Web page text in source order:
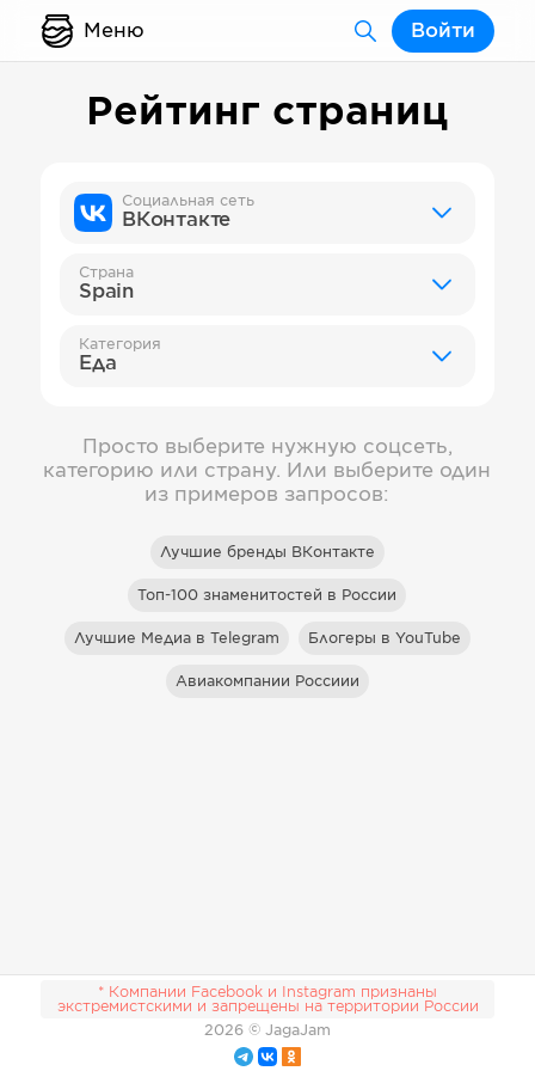
Меню Войти
Рейтинг страниц
Социальная сеть
ВКонтакте
Страна
Spain
Категория
Еда
Просто выберите нужную соцсеть,
категорию или страну. Или выберите один
из примеров запросов:
Лучшие бренды ВКонтакте
Топ-100 знаменитостей в России
Лучшие Медиа в Telegram Блогеры в YouTube
Авиакомпании Россиии
* Компании Facebook и Instagram признаны
экстремистскими и запрещены на территории России
2026 © JagaJam